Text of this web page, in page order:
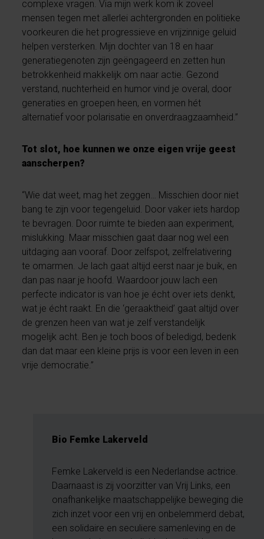
complexe vragen. Via mijn werk kom ik zoveel
mensen tegen met allerlei achtergronden en politieke
voorkeuren die het progressieve en vrijzinnige geluid
helpen versterken. Mijn dochter van 18 en haar
generatiegenoten zijn geëngageerd en zetten hun
betrokkenheid makkelijk om naar actie. Gezond
verstand, nuchterheid en humor vind je overal, door
generaties en groepen heen, en vormen hét
alternatief voor polarisatie en onverdraagzaamheid.”
Tot slot, hoe kunnen we onze eigen vrije geest
aanscherpen?
“Wie dat weet, mag het zeggen… Misschien door niet
bang te zijn voor tegengeluid. Door vaker iets hardop
te bevragen. Door ruimte te bieden aan experiment,
mislukking. Maar misschien gaat daar nog wel een
uitdaging aan vooraf. Door zelfspot, zelfrelativering
te omarmen. Je lach gaat altijd eerst naar je buik, en
dan pas naar je hoofd. Waardoor jouw lach een
perfecte indicator is van hoe je écht over iets denkt,
wat je écht raakt. En die ‘geraaktheid’ gaat altijd over
de grenzen heen van wat je zelf verstandelijk
mogelijk acht. Ben je toch boos of beledigd, bedenk
dan dat maar een kleine prijs is voor een leven in een
vrije democratie.”
Bio Femke Lakerveld
Femke Lakerveld is een Nederlandse actrice.
Daarnaast is zij voorzitter van Vrij Links, een
onafhankelijke maatschappelijke beweging die
zich inzet voor een vrij en onbelemmerd debat,
een solidaire en seculiere samenleving en de